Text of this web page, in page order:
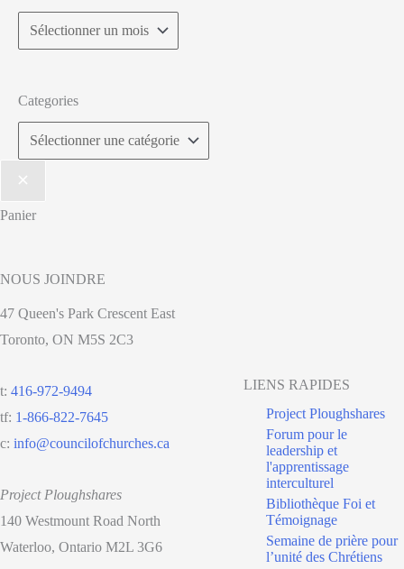
Categories
Panier
NOUS JOINDRE
47 Queen's Park Crescent East
Toronto, ON M5S 2C3
t: 416-972-9494
tf: 1-866-822-7645
c: info@councilofchurches.ca
Project Ploughshares
140 Westmount Road North
Waterloo, Ontario M2L 3G6
LIENS RAPIDES
Project Ploughshares
Forum pour le
leadership et
l'apprentissage
interculturel
Bibliothèque Foi et
Témoignage
Semaine de prière pour
l’unité des Chrétiens